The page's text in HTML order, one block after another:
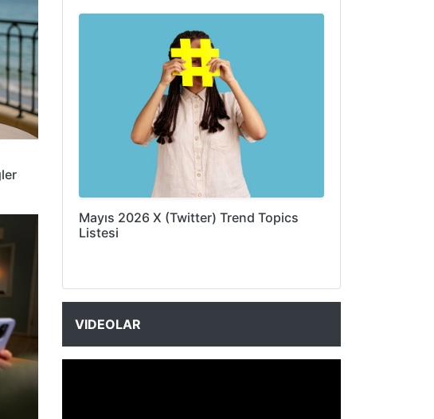
Mayıs 2026 X (Twitter) Trend Topics
Listesi
VIDEOLAR